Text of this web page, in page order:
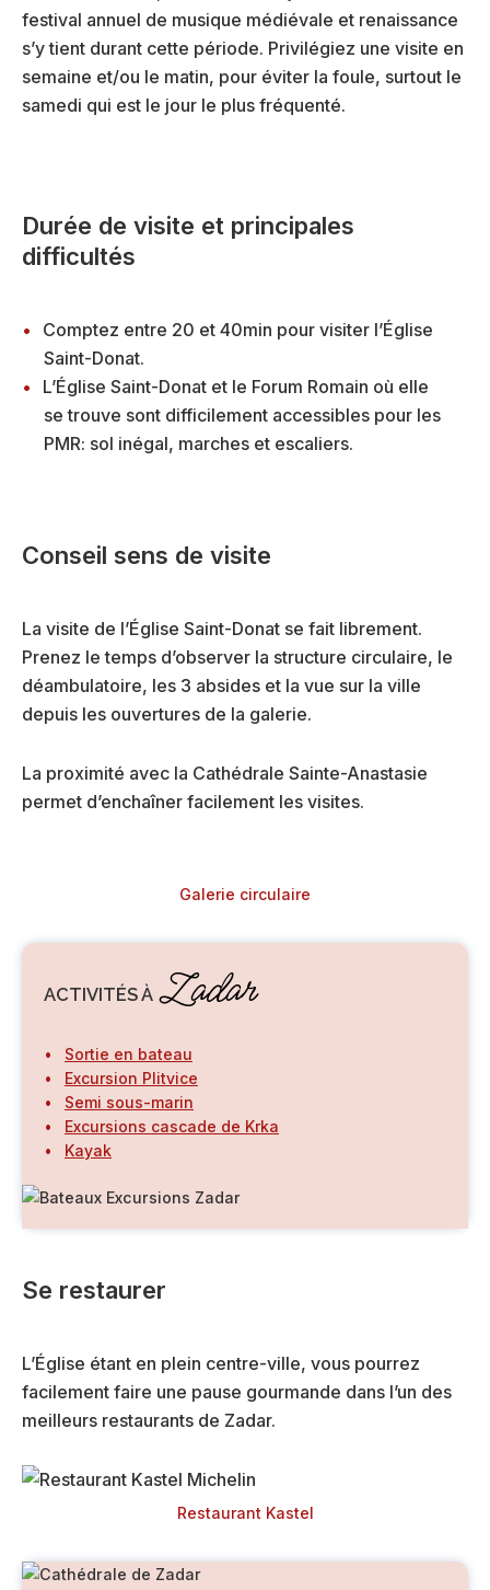
festival annuel de musique médiévale et renaissance
s’y tient durant cette période. Privilégiez une visite en
semaine et/ou le matin, pour éviter la foule, surtout le
samedi qui est le jour le plus fréquenté.
Durée de visite et principales
difficultés
Comptez entre 20 et 40min pour visiter l’Église
Saint-Donat.
L’Église Saint-Donat et le Forum Romain où elle
se trouve sont difficilement accessibles pour les
PMR: sol inégal, marches et escaliers.
Conseil sens de visite
La visite de l’Église Saint-Donat se fait librement.
Prenez le temps d’observer la structure circulaire, le
déambulatoire, les 3 absides et la vue sur la ville
depuis les ouvertures de la galerie.
La proximité avec la Cathédrale Sainte-Anastasie
permet d’enchaîner facilement les visites.
Galerie circulaire
ACTIVITÉS À Zadar
Sortie en bateau
Excursion Plitvice
Semi sous-marin
Excursions cascade de Krka
Kayak
Se restaurer
L’Église étant en plein centre-ville, vous pourrez
facilement faire une pause gourmande dans l’un des
meilleurs restaurants de Zadar.
Restaurant Kastel